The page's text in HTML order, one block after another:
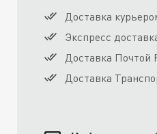
Доставка
Экспресс
Доставка Почтой
Доставка